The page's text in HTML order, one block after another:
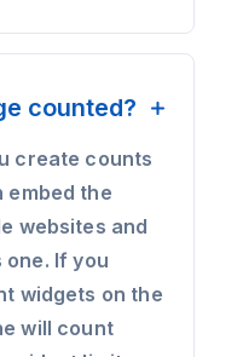
counted?
create counts
embed the
websites and
If you
widgets on the
will count